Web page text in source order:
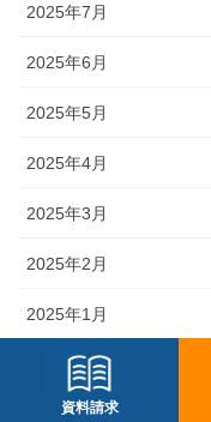
2025年7月
2025年6月
2025年5月
2025年4月
2025年3月
2025年2月
2025年1月
2024年12月
2024年11月
資料請求